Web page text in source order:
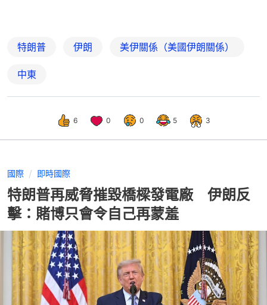
特朗普 伊朗 美伊關係（美國伊朗關係）
中東
6 0 0 5 3
國際 即時國際
特朗普再威脅摧毀橋樑發電廠 伊朗反
擊：賭博只會令自己再蒙羞